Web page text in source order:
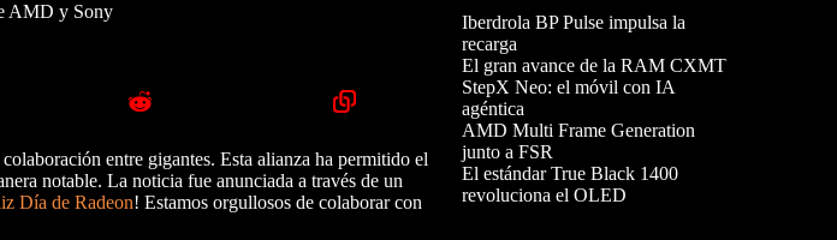
AMD y Sony
entre gigantes. Esta alianza ha permitido el
notable. La noticia fue anunciada a través de un
Día de Radeon! Estamos orgullosos de colaborar con
Iberdrola BP Pulse impulsa la
recarga
El gran avance de la RAM CXMT
StepX Neo: el móvil con IA
agéntica
AMD Multi Frame Generation
junto a FSR
El estándar True Black 1400
revoluciona el OLED